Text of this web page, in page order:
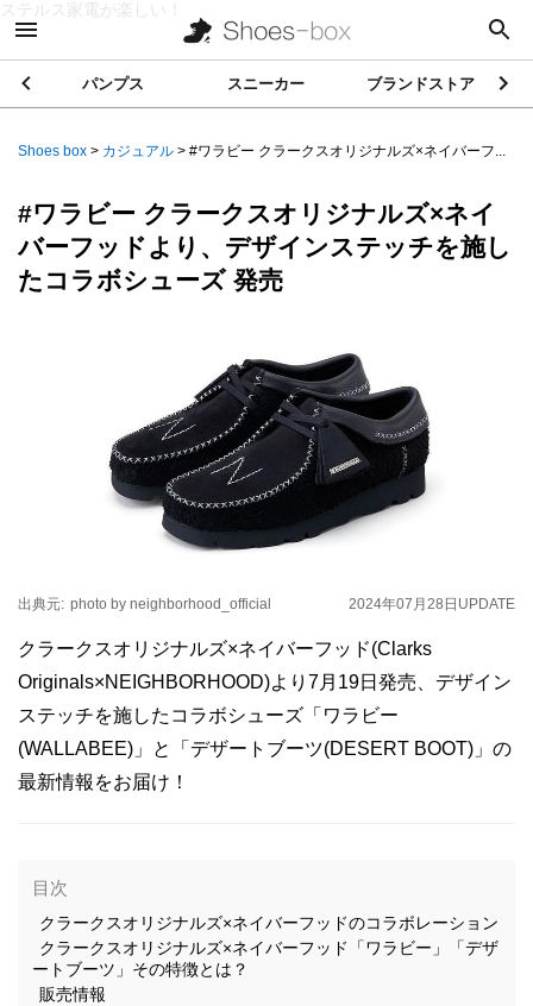
ステルス家電が楽しい！
パンプス スニーカー ブランドストア
Shoes box > カジュアル > #ワラビー クラークスオリジナルズ×ネイバーフ...
#ワラビー クラークスオリジナルズ×ネイ
バーフッドより、デザインステッチを施し
たコラボシューズ 発売
2024年07月28日 UPDATE
出典元: photo by neighborhood_official
クラークスオリジナルズ×ネイバーフッド(Clarks
Originals×NEIGHBORHOOD)より7月19日発売、デザイン
ステッチを施したコラボシューズ「ワラビー
(WALLABEE)」と「デザートブーツ(DESERT BOOT)」の
最新情報をお届け！
目次
クラークスオリジナルズ×ネイバーフッドのコラボレーション
クラークスオリジナルズ×ネイバーフッド「ワラビー」「デザ
ートブーツ」その特徴とは？
販売情報